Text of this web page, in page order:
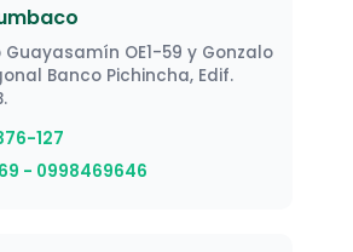
Guayasamín OE1-59 y Gonzalo
Banco Pichincha, Edif.
127
- 0998469646